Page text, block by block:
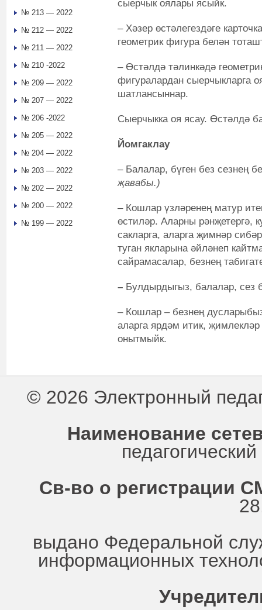
сыерчык оялары ясыйк.
– Хәзер өстәлегездәге
геометрик фигура белән
– Өстәлдә тәлинкәдә
фигуралардан сыерчыкларга
шатлансыннар.
Сыерчыкка оя ясау. Өстәлдә
Йомгаклау
– Балалар, бүген без сезнең
җавабы.)
– Кошлар үзләренең матур
өстиләр. Аларны рәнҗетергә,
сакларга, аларга җимнәр
туган якларына әйләнеп
сайрамасалар, безнең
– Булдырдыгыз, балалар, сез
– Кошлар – безнең
аларга ярдәм итик,
онытмыйк.
№ 213 — 2022
№ 212 — 2022
№ 211 — 2022
№ 210 -2022
№ 209 — 2022
№ 207 — 2022
№ 206 -2022
№ 205 — 2022
№ 204 — 2022
№ 203 — 2022
№ 202 — 2022
№ 200 — 2022
№ 199 — 2022
© 2026 Электронный
Наименование
Св-во о регистрации
выдано Федеральной
информационных